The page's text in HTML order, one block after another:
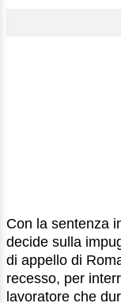
Con la sentenza
decide sulla
di appello di
recesso, per
lavoratore che